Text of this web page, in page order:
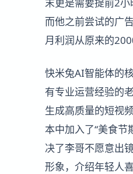
而他之前尝试的广
月利润从原来的
快米兔AI智能体的
有专业运营经验的
生成高质量的短视
本中加入了“美食
决了李哥不愿意出
形象，介绍年轻人